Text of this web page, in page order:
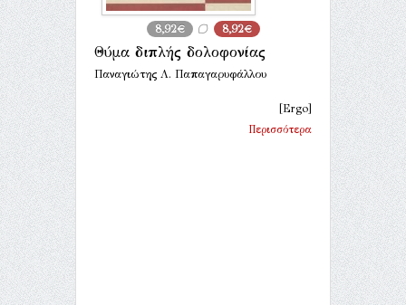
8,92€ 8,92€
Θύμα διπλής δολοφονίας
Παναγιώτης Λ. Παπαγαρυφάλλου
[Ergo]
Περισσότερα